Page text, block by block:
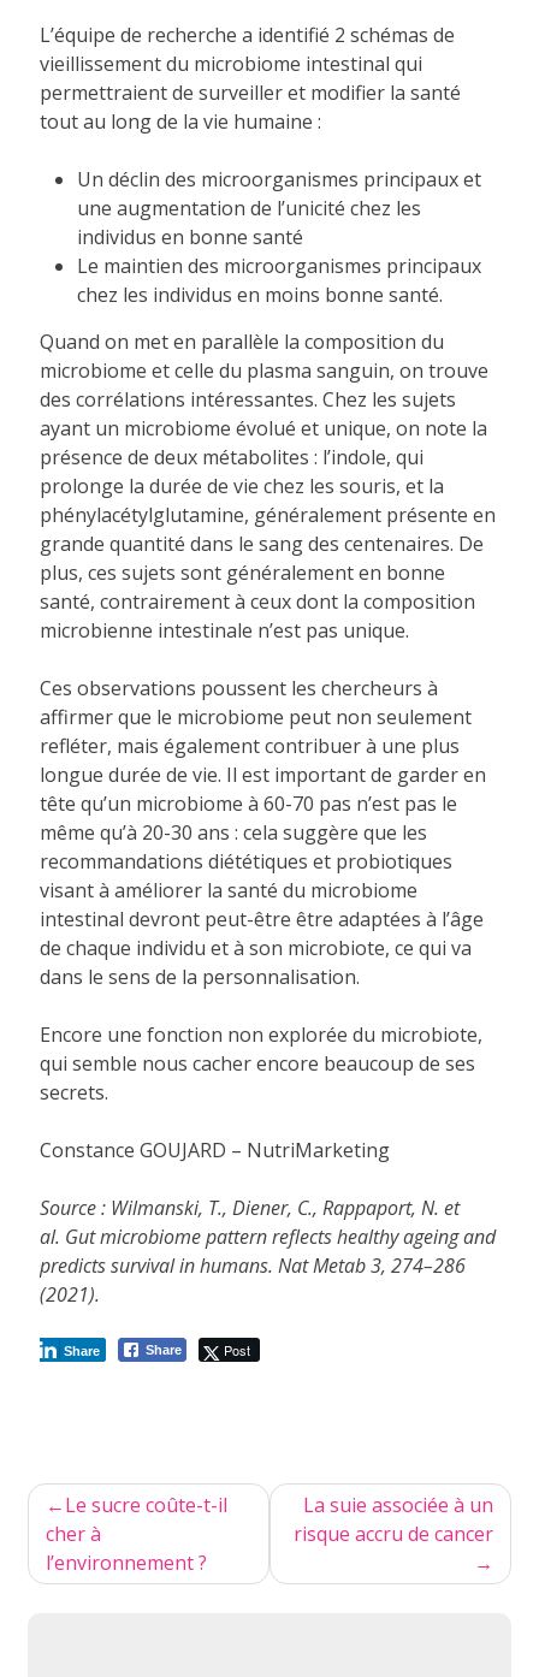
L’équipe de recherche a identifié 2 schémas de
vieillissement du microbiome intestinal qui
permettraient de surveiller et modifier la santé
tout au long de la vie humaine :
Un déclin des microorganismes principaux et
une augmentation de l’unicité chez les
individus en bonne santé
Le maintien des microorganismes principaux
chez les individus en moins bonne santé.
Quand on met en parallèle la composition du
microbiome et celle du plasma sanguin, on trouve
des corrélations intéressantes. Chez les sujets
ayant un microbiome évolué et unique, on note la
présence de deux métabolites : l’indole, qui
prolonge la durée de vie chez les souris, et la
phénylacétylglutamine, généralement présente en
grande quantité dans le sang des centenaires. De
plus, ces sujets sont généralement en bonne
santé, contrairement à ceux dont la composition
microbienne intestinale n’est pas unique.
Ces observations poussent les chercheurs à
affirmer que le microbiome peut non seulement
refléter, mais également contribuer à une plus
longue durée de vie. Il est important de garder en
tête qu’un microbiome à 60-70 pas n’est pas le
même qu’à 20-30 ans : cela suggère que les
recommandations diététiques et probiotiques
visant à améliorer la santé du microbiome
intestinal devront peut-être être adaptées à l’âge
de chaque individu et à son microbiote, ce qui va
dans le sens de la personnalisation.
Encore une fonction non explorée du microbiote,
qui semble nous cacher encore beaucoup de ses
secrets.
Constance GOUJARD – NutriMarketing
Source : Wilmanski, T., Diener, C., Rappaport, N. et
al. Gut microbiome pattern reflects healthy ageing and
predicts survival in humans.Nat Metab 3, 274–286
(2021).
Share Post
Share
Navigation
de
l’article
Le sucre coûte-t-il
cher à
l’environnement ?
La suie associée à un
risque accru de cancer